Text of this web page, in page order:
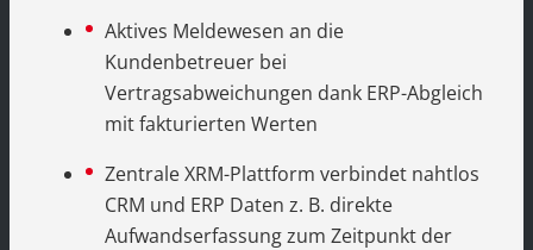
Aktives Meldewesen an die
Kundenbetreuer bei
Vertragsabweichungen dank ERP-Abgleich
mit fakturierten Werten
Zentrale XRM-Plattform verbindet nahtlos
CRM und ERP Daten z. B. direkte
Aufwandserfassung zum Zeitpunkt der